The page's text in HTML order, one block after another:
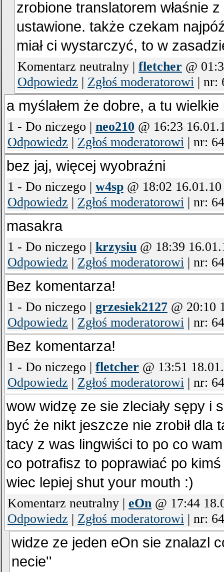
zrobione translatorem właśnie
ustawione. także czekam
miał ci wystarczyć, to w
Komentarz neutralny | fletcher @
Odpowiedz | Zgłoś moderatorowi | nr:
a myślałem że dobre, a tu wielkie
1 - Do niczego | neo210 @ 16:23
Odpowiedz | Zgłoś moderatorowi | nr:
bez jaj, więcej wyobraźni
1 - Do niczego | w4sp @ 18:02 16.01.10
Odpowiedz | Zgłoś moderatorowi | nr:
masakra
1 - Do niczego | krzysiu @ 18:39
Odpowiedz | Zgłoś moderatorowi | nr:
Bez komentarza!
1 - Do niczego | grzesiek2127 @ 20:10
Odpowiedz | Zgłoś moderatorowi | nr:
Bez komentarza!
1 - Do niczego | fletcher @ 13:51
Odpowiedz | Zgłoś moderatorowi | nr:
wow widzę ze sie zleciały sępy i
być że nikt jeszcze nie zrobił dla
tacy z was lingwiści to po co
co potrafisz to poprawiać po
wiec lepiej shut your mouth :)
Komentarz neutralny | eOn @ 17:44
Odpowiedz | Zgłoś moderatorowi | nr:
widze ze jeden eOn sie znalazl
necie''